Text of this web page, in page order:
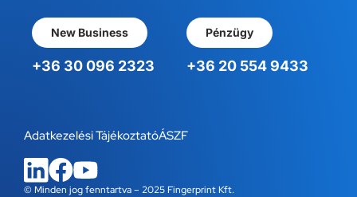
New Business
+36 30 096 2323
Pénzügy
+36 20 554 9433
© Minden jog fenntartva – 2025 Fingerprint Kft.
Adatkezelési TájékoztatóÁSZF